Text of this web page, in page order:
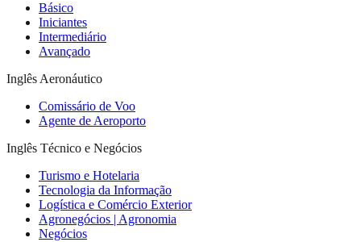
Básico
Iniciantes
Intermediário
Avançado
Inglês Aeronáutico
Comissário de Voo
Agente de Aeroporto
Inglês Técnico e Negócios
Turismo e Hotelaria
Tecnologia da Informação
Logística e Comércio Exterior
Agronegócios | Agronomia
Negócios